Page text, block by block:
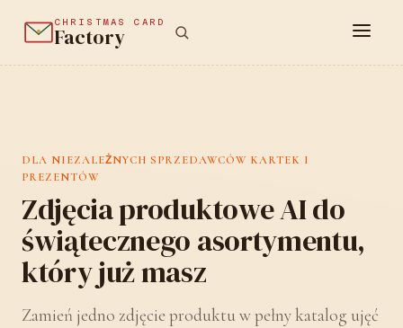
DLA NIEZALEŻNYCH SPRZEDAWCÓW KARTEK I
PREZENTÓW
Zdjęcia produktowe AI do
świątecznego asortymentu,
który już masz
Zamień jedno zdjęcie produktu w pełny katalog ujęć
CHRISTMAS CARD
Factory